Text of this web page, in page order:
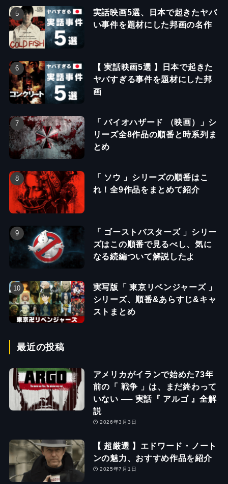
実話映画5選、日本で起きたヤバ
い事件を題材にした邦画の名作
【 実話映画5選 】日本で起きた
ヤバすぎる事件を題材にした邦
画
「 バイオハザード （映画）」シ
リーズ全8作品の順番と時系列ま
とめ
「 ソウ 」シリーズの順番はこ
れ！全9作品をまとめて紹介
「 ゴーストバスターズ 」シリー
ズはこの順番で見るべし、気に
なる続編ついて解説したよ
実写版「 東京リベンジャーズ 」
シリーズ、順番&あらすじ&キャ
ストまとめ
最近の投稿
アメリカがイランで始めた73年
前の「 戦争 」は、まだ終わって
いない ── 実話『 アルゴ 』全解
説
2026年3月3日
【 超厳選 】エドワード・ノート
ンの魅力、おすすめ作品を紹介
2025年7月1日